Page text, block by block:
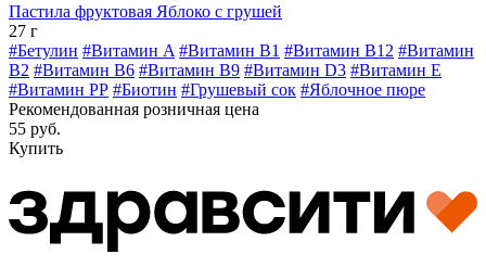
Пастила фруктовая Яблоко с грушей
27 г
#Бетулин #Витамин A #Витамин B1 #Витамин B12 #Витамин
B2 #Витамин B6 #Витамин B9 #Витамин D3 #Витамин E
#Витамин РР #Биотин #Грушевый сок #Яблочное пюре
Рекомендованная розничная цена
55 руб.
Купить